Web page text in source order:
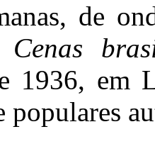
de
Cenas
1936, em
populares